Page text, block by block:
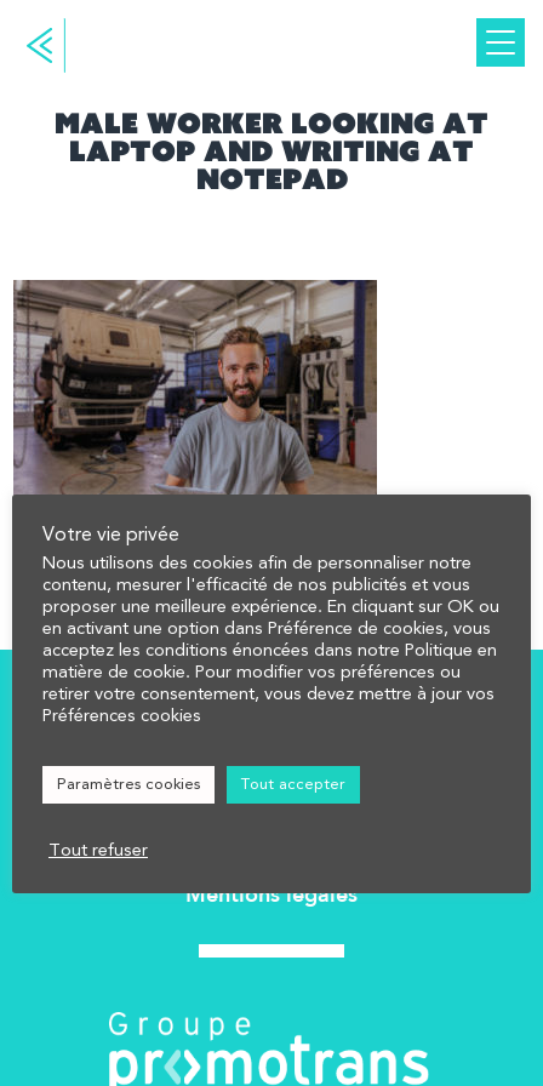
Male worker looking at
laptop and writing at
notepad
COMPRENDRE
AFFECTER
Mentions légales
Votre vie privée
Nous utilisons des cookies afin de personnaliser notre
contenu, mesurer l'efficacité de nos publicités et vous
proposer une meilleure expérience. En cliquant sur OK ou
en activant une option dans Préférence de cookies, vous
acceptez les conditions énoncées dans notre Politique en
matière de cookie. Pour modifier vos préférences ou
retirer votre consentement, vous devez mettre à jour vos
Préférences cookies
Paramètres cookies Tout accepter
Tout refuser